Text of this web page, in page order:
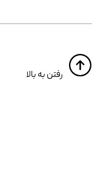
​​رفتن به بالا